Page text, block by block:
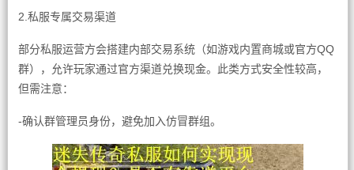
2.私服专属交易渠道
部分私服运营方会搭建内部交易系统（如游戏内置商城或官方QQ
群），允许玩家通过官方渠道兑换现金。此类方式安全性较高，
但需注意：
-确认群管理员身份，避免加入仿冒群组。